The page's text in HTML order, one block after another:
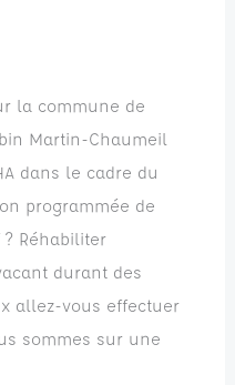
la commune de
Martin-Chaumeil
dans le cadre du
programmée de
? Réhabiliter
durant des
allez-vous effectuer
sommes sur une